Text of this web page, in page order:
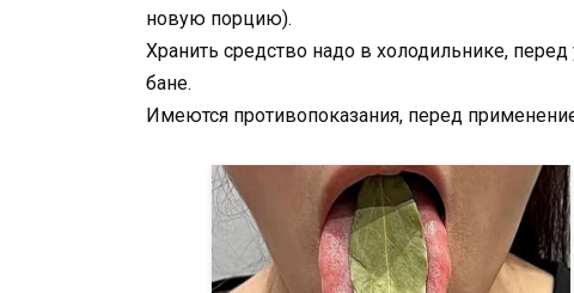
новую порцию).
Хранить средство надо в холодильнике,
бане.
Имеются противопоказания, перед